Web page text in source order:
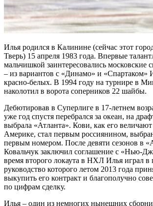
Илья родился в Калинине (сейчас этот
Тверь) 15 апреля 1983 года. Впервые
мальчишкой заинтересовались
– из вариантов с «Динамо» и «Спартаком»
красно-белых. В 1994 году на турнире в
наколотил в ворота соперников 22 шайбы.
Дебютировав в Суперлиге в 17-летнем
уже год спустя перебрался за океан, на
выбрала «Атланта». Кови, как его
Америке, стал первым россиянином,
первым номером. После девяти сезонов в
Ковальчук заключил соглашение с «Нью-
время второго локаута в НХЛ Илья играл
руководство которого летом 2013 года
выкупить его контракт и благополучно
по цифрам сделку.
Илья – один из немногих нынешних